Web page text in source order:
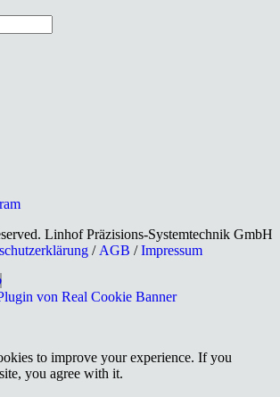
Linhof Präzisions-Systemtechnik GmbH
/ AGB /Impressum
von Real Cookie Banner
to improve your experience. If you
you agree with it.